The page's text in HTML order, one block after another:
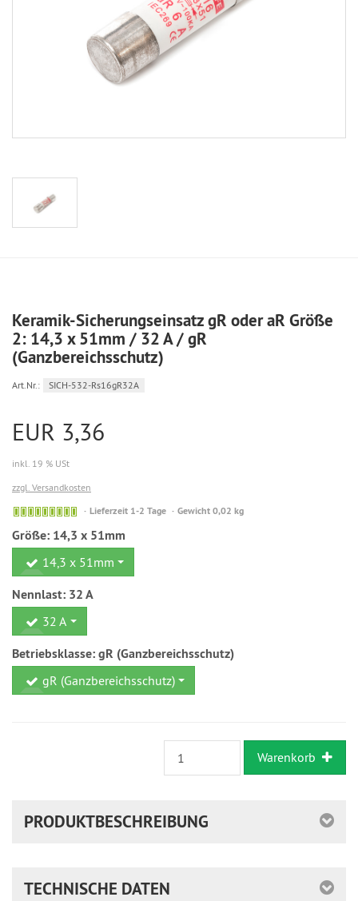
Keramik-Sicherungseinsatz gR oder aR Größe
2: 14,3 x 51mm / 32 A / gR
(Ganzbereichsschutz)
Art.Nr.: SICH-532-Rs16gR32A
EUR 3,36
inkl. 19 % USt
zzgl. Versandkosten
Sofort
ausreichende
Lieferzeit 1-2 Tage Gewicht 0,02 kg
Größe: 14,3 x 51mm
14,3 x 51mm
Nennlast: 32 A
32 A
Betriebsklasse:gR (Ganzbereichsschutz)
gR (Ganzbereichsschutz)
Warenkorb
PRODUKTBESCHREIBUNG
TECHNISCHE DATEN